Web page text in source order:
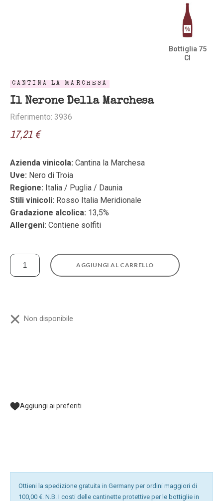
Bottiglia 75
Cl
CANTINA LA MARCHESA
Il Nerone Della Marchesa
Riferimento: 3936
17,21 €
Azienda vinicola: Cantina la Marchesa
Uve: Nero di Troia
Regione: Italia / Puglia / Daunia
Stili vinicoli: Rosso Italia Meridionale
Gradazione alcolica: 13,5%
Allergeni: Contiene solfiti
AGGIUNGI AL CARRELLO
Non disponibile
Aggiungi ai preferiti
Ottieni la spedizione gratuita in Germany per ordini maggiori di
100,00 €. N.B. I costi delle cantinette protettive per le bottiglie in